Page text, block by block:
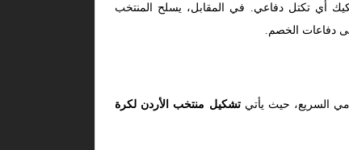
أي تكتل دفاعي. في المقابل، يسلح المنتخب
دفاعات الخصم.
السريع، حيث يأتيتشكيل منتخب الأردن لكرة